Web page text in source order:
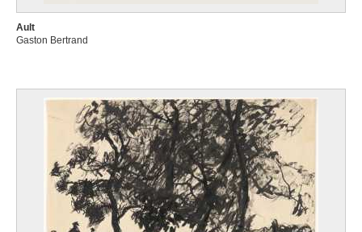
Ault
Gaston Bertrand